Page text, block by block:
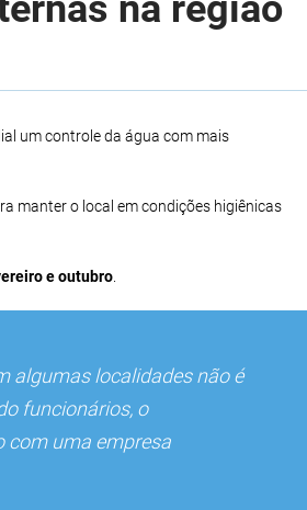
um controle da água com mais
manter o local em condições higiênicas
e outubro
algumas localidades não é
funcionários, o
com uma empresa